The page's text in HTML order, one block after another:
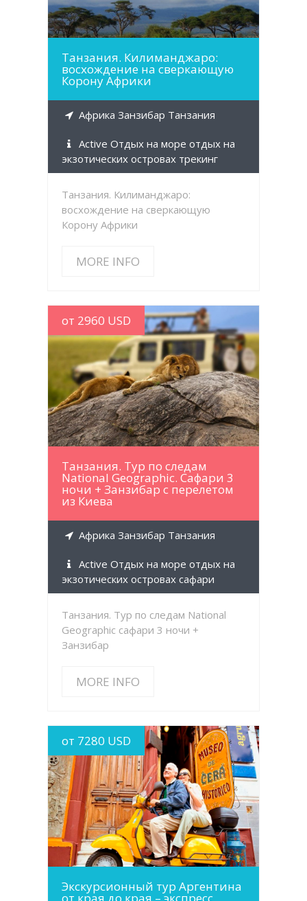
Танзания. Килиманджаро:
восхождение на сверкающую
Корону Африки
Африка Занзибар Танзания
Active Отдых на море отдых на
экзотических островах трекинг
Танзания. Килиманджаро:
восхождение на сверкающую
Корону Африки
MORE INFO
от 2960 USD
MORE INFO
Танзания. Тур по следам
National Geographic. Сафари 3
ночи + Занзибар с перелетом
из Киева
Африка Занзибар Танзания
Active Отдых на море отдых на
экзотических островах сафари
Танзания. Тур по следам National
Geographic сафари 3 ночи +
Занзибар
MORE INFO
от 7280 USD
MORE INFO
Экскурсионный тур Аргентина